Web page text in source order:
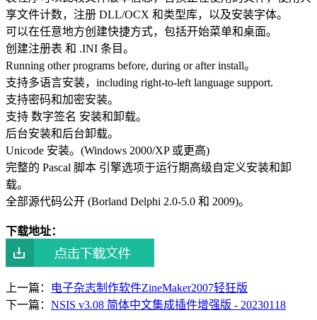
享文件计数，注册 DLL/OCX 和类型库，以及安装字体。
可以在任意地方创建快捷方式，包括开始菜单和桌面。
创建注册表 和 .INI 条目。
Running other programs before, during or after install。
支持多语言安装，including right-to-left language support.
支持密码和加密安装。
支持 数字签名 安装和卸载。
后台安装和后台卸载。
Unicode 安装。(Windows 2000/XP 或更高)
完整的 Pascal 脚本 引擎选项于运行期高级自定义安装和卸
载。
全部源代码公开 (Borland Delphi 2.0-5.0 和 2009)。
下载地址：
上一篇：
电子杂志制作软件ZineMaker2007轻狂版
下一篇： NSIS v3.08 简体中文集成插件增强版 - 20230118